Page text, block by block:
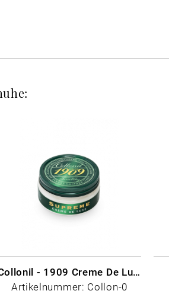
Collonil - 1909 Creme De Luxe Farblos
Artikelnummer: Collon-0